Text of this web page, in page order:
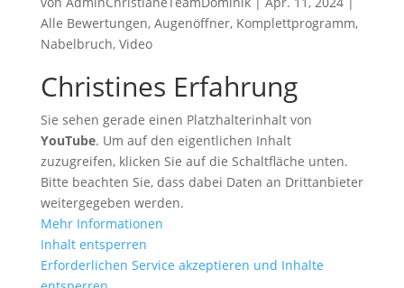
Alle Bewertungen, Augenöffner, Komplettprogramm,
Nabelbruch, Video
Christines Erfahrung
Sie sehen gerade einen Platzhalterinhalt von
YouTube. Um auf den eigentlichen Inhalt
zuzugreifen, klicken Sie auf die Schaltfläche unten.
Bitte beachten Sie, dass dabei Daten an Drittanbieter
weitergegeben werden.
Mehr Informationen
Inhalt entsperren
Erforderlichen Service akzeptieren und Inhalte